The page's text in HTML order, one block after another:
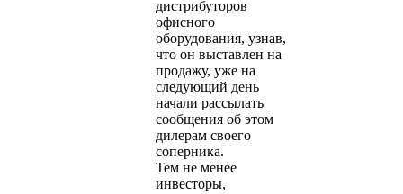
дистрибуторов
офисного
оборудования, узнав,
что он выставлен на
продажу, уже на
следующий день
начали рассылать
сообщения об этом
дилерам своего
соперника.
Тем не менее
инвесторы,